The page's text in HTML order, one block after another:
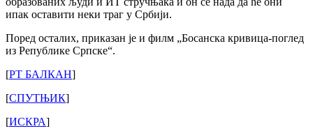
ипак оставити неки траг у Србији.
Поред осталих, приказан је и филм „Босанска кривица-поглед
из Републике Српске“.
[РТ БАЛКАН]
[СПУТЊИК]
[ИСКРА]